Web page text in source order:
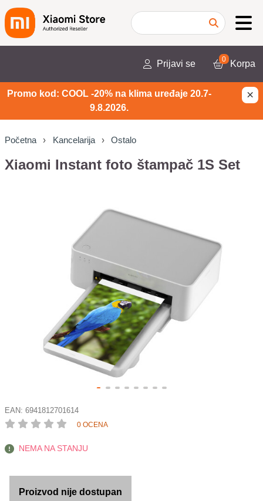
Prijavi se 0 Korpa
Promo kod: COOL -20% na klima uređaje 20.7-
9.8.2026.
×
Početna Kancelarija Ostalo
Xiaomi Instant foto štampač 1S Set
EAN: 6941812701614
0 OCENA
NEMA NA STANJU
Proizvod nije dostupan